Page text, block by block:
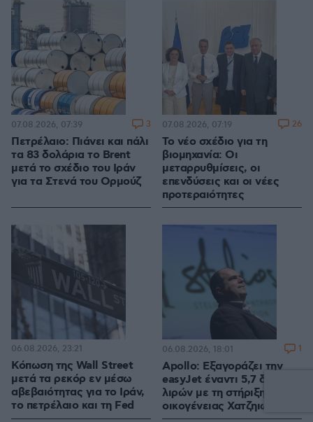
Πετρέλαιο: Πιάνει και πάλι
τα 83 δολάρια το Brent
μετά το σχέδιο του Ιράν
για τα Στενά του Ορμούζ
07.08.2026, 07:39 3
Το νέο σχέδιο για τη
βιομηχανία: Οι
μεταρρυθμίσεις, οι
επενδύσεις και οι νέες
προτεραιότητες
07.08.2026, 07:19 26
Κόπωση της Wall Street
μετά τα ρεκόρ εν μέσω
αβεβαιότητας για το Ιράν,
το πετρέλαιο και τη Fed
06.08.2026, 23:21
Apollo: Εξαγοράζει την
easyJet έναντι 5,7 δισ.
λιρών με τη στήριξη της
οικογένειας Χατζηιωάννου
06.08.2026, 18:01 1